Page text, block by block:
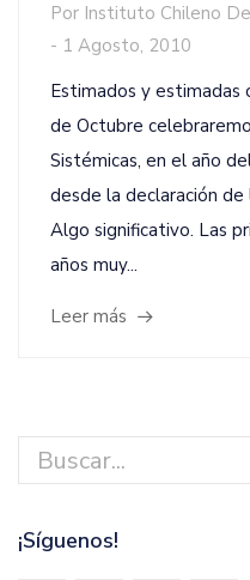
Por Instituto Chileno
- 1 Agosto, 2010
Estimados y estimadas
de Octubre
Sistémicas, en el año
desde la declaración
Algo significativo. Las
años muy...
Leer más
¡Síguenos!